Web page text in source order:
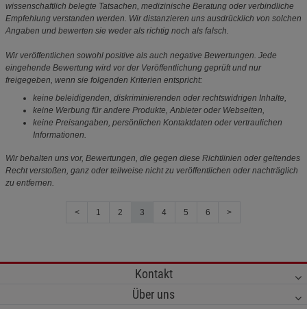
wissenschaftlich belegte Tatsachen, medizinische Beratung oder verbindliche
Empfehlung verstanden werden. Wir distanzieren uns ausdrücklich von solchen
Angaben und bewerten sie weder als richtig noch als falsch.
Wir veröffentlichen sowohl positive als auch negative Bewertungen. Jede
eingehende Bewertung wird vor der Veröffentlichung geprüft und nur
freigegeben, wenn sie folgenden Kriterien entspricht:
keine beleidigenden, diskriminierenden oder rechtswidrigen Inhalte,
keine Werbung für andere Produkte, Anbieter oder Webseiten,
keine Preisangaben, persönlichen Kontaktdaten oder vertraulichen
Informationen.
Wir behalten uns vor, Bewertungen, die gegen diese Richtlinien oder geltendes
Recht verstoßen, ganz oder teilweise nicht zu veröffentlichen oder nachträglich
zu entfernen.
< 1 2 3 4 5 6 >
Kontakt
Über uns